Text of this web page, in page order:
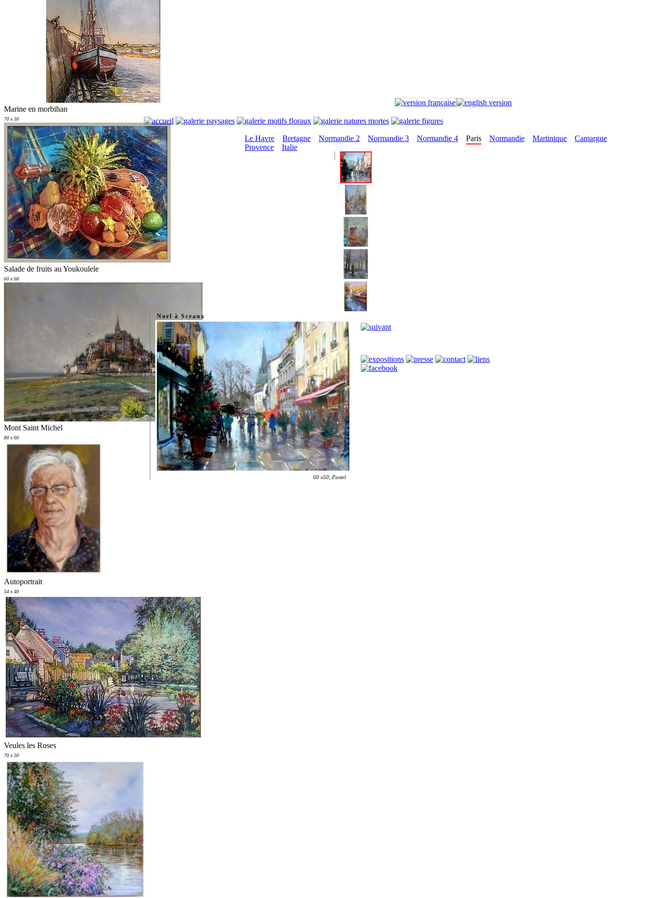
Marine en morbihan
70 x 50
Salade de fruits au Youkoulele
60 x 60
Mont Saint Michel
80 x 60
Autoportrait
54 x 40
Veules les Roses
70 x 50
Le Havre Bretagne Normandie 2 Normandie 3 Normandie 4 Paris Normandie Martinique
Camargue
Provence
Italie
Noel à Sceaux
60 x50, Pastel